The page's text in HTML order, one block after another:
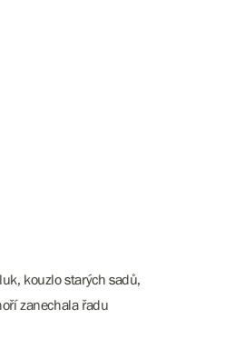
kouzlo starých sadů,
zanechala řadu